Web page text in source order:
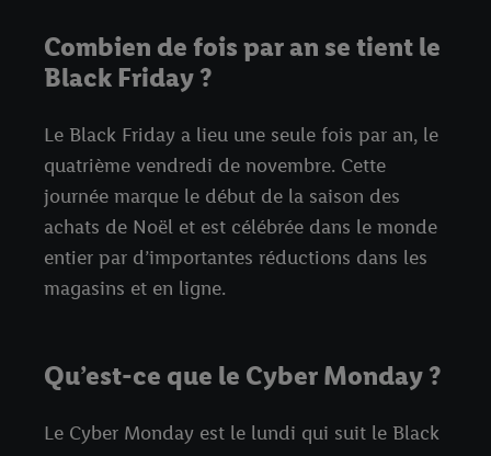
Combien de fois par an se tient le
Black Friday ?
Le Black Friday a lieu une seule fois par an, le
quatrième vendredi de novembre. Cette
journée marque le début de la saison des
achats de Noël et est célébrée dans le monde
entier par d’importantes réductions dans les
magasins et en ligne.
Qu’est-ce que le Cyber Monday ?
Le Cyber Monday est le lundi qui suit le Black